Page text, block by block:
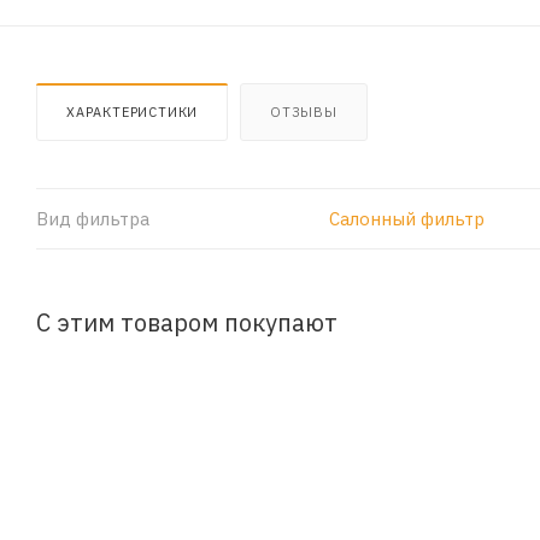
ХАРАКТЕРИСТИКИ ОТЗЫВЫ
Вид фильтра Салонный фильтр
С этим товаром покупают